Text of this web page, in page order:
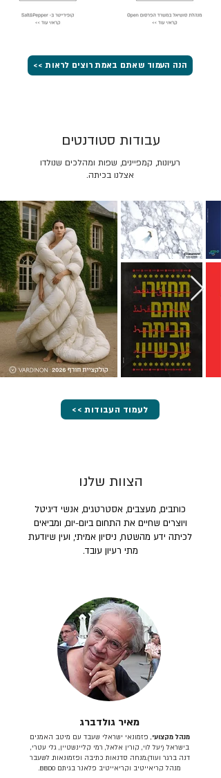
הנה העמוד שאתם באמת רוצים לראות >>
רעיונות, קמפיינים, שפות ומהלכים שנולדו
אצלנו בכיתה.
עבודות סטודנטים
<< לעמוד העבודות
הצוות שלנו
כותבים, מעצבים, אסטרטגים, אנשי דיגיטל
ויוצרים שחיים את התחום ביום-יום, ומביאים
לכיתה ידע מהשטח, ניסיון אמיתי, ועין שיודעת
מתי רעיון עובד.
מאיר גולדברג
מנהל מקצועי, פזמונאי ישראלי שעבד עם מיטב האמנים
בישראל (יעל לוי, קורין אלאל, רמי קליינשטיין, גלי עטרי,
דנה ברגר ועוד).מנחה סדנאות כתיבה ופזמונאות. לשעבר
מנהל קריאייטיב וקריאייטיב פלאנר בגיתם BBDO.